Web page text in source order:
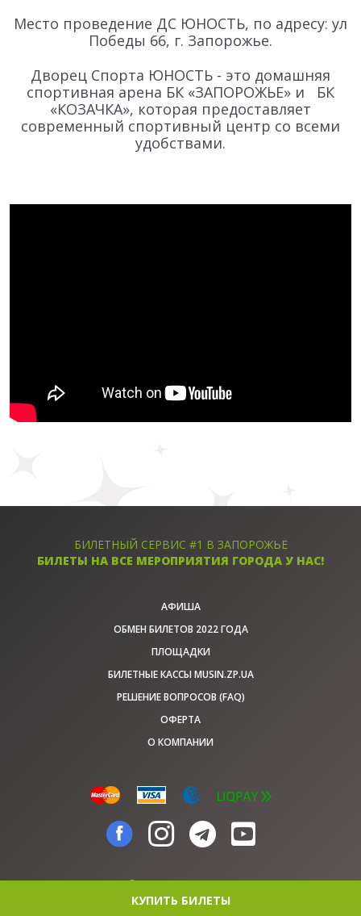
КУПИТЬ БИЛЕТЫ
Место проведение ДС ЮНОСТЬ, по адресу: ул
Победы 66, г. Запорожье.
Дворец Спорта ЮНОСТЬ - это домашняя
спортивная арена БК «ЗАПОРОЖЬЕ» и БК
«КОЗАЧКА», которая предоставляет
современный спортивный центр со всеми
удобствами.
БИЛЕТНЫЙ СЕРВИС #1 В ЗАПОРОЖЬЕ
БИЛЕТЫ НА ВСЕ МЕРОПРИЯТИЯ ГОРОДА У НАС!
АФИША
ОБМЕН БИЛЕТОВ 2022 ГОДА
ПЛОЩАДКИ
БИЛЕТНЫЕ КАССЫ MUSIN.ZP.UA
РЕШЕНИЕ ВОПРОСОВ (FAQ)
ОФЕРТА
О КОМПАНИИ
© musin.zp.ua, 2026